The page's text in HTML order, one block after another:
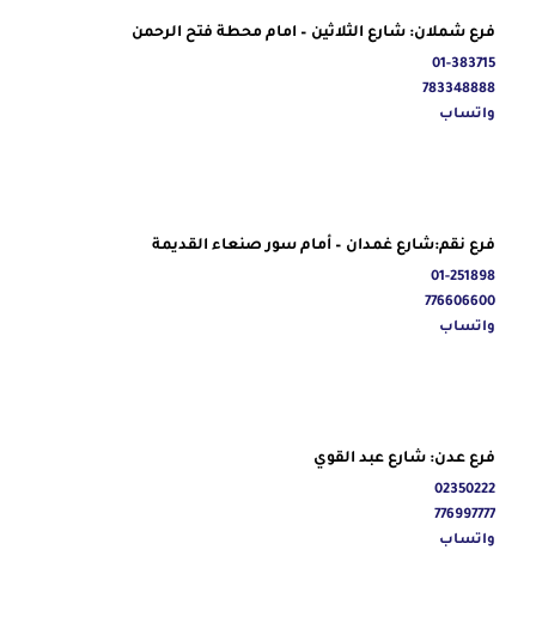
فرع شملان: شارع الثلاثين – امام محطة فتح الرحمن
01-383715
783348888
واتساب
فرع نقم:شارع غمدان – أمام سور صنعاء القديمة
01-251898
776606600
واتساب
فرع عدن: شارع عبد القوي
02350222
776997777
واتساب